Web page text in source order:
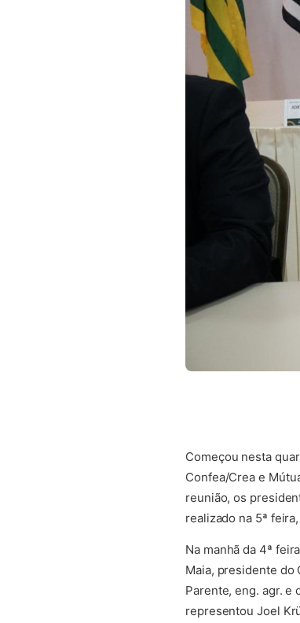
Começou nesta
Confea/Crea e
reunião, os
realizado na 5ª
Na manhã da 4ª
Maia, presidente do
Parente, eng. agr.
representou Joel